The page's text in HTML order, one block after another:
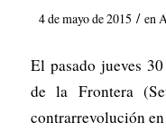
4 de mayo de 2015 / en
El pasado jueves
de la Frontera
contrarrevolución